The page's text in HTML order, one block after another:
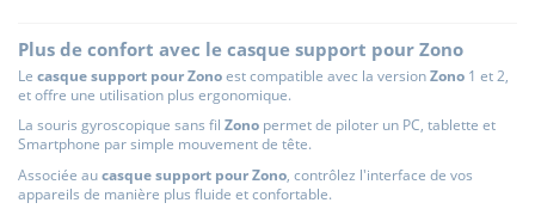
Plus de confort avec le casque support pour Zono
Le casque support pour Zonoest compatible avec la versionZono 1 et 2,
et offre une utilisation plus ergonomique.
La souris gyroscopique sans fil Zono permet de piloter un PC, tablette et
Smartphone par simple mouvement de tête.
Associée aucasque support pour Zono, contrôlez l'interface de vos
appareils de manière plus fluide et confortable.